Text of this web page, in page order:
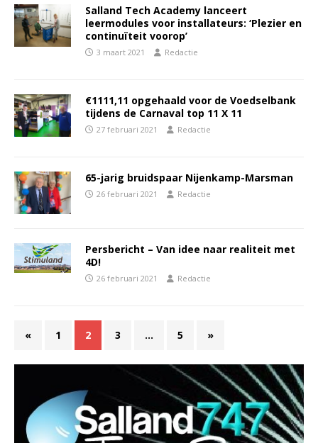
Salland Tech Academy lanceert
leermodules voor installateurs: ‘Plezier en
continuïteit voorop’
3 maart 2021 Redactie
€1111,11 opgehaald voor de Voedselbank
tijdens de Carnaval top 11 X 11
27 februari 2021 Redactie
65-jarig bruidspaar Nijenkamp-Marsman
26 februari 2021 Redactie
Persbericht – Van idee naar realiteit met
4D!
26 februari 2021 Redactie
« 1 2 3 … 5 »